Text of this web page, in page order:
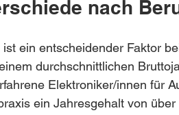
nach
ein entscheidender Faktor
durchschnittlichen
Elektroniker/innen für
ein Jahresgehalt von